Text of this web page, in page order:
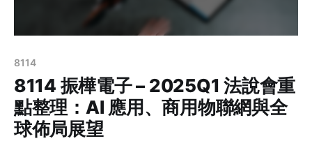
8114
8114 振樺電子 – 2025Q1 法說會重
點整理：AI 應用、商用物聯網與全
球佈局展望